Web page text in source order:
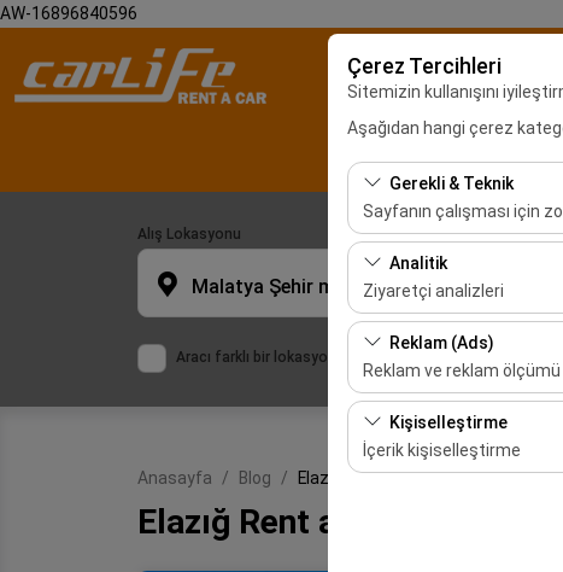
AW-16896840596
Çerez Tercihleri
Sitemizin kullanışını
Aşağıdan hangi çerez
Gerekli & Teknik
Sayfanın çalışması için
Bu çerezler sitenin doğru
bırakılamaz.
Analitik
Ziyaretçi analizleri
Bu çerezler, sitemizin
etmemizi sağlar. Bu
Reklam (Ads)
Reklam ve reklam ölçümü
Bu çerezler, size ilgi
etkinliğini (gösterim
Kişiselleştirme
İçerik kişiselleştirme
deneyiminizin
Malatya Araç
Alış Lokasyonu
Malatya Şehir merkezi
Aracı farklı bir lokasyona bırakacağım
Anasayfa Blog Elazığ Rent a Car
Elazığ Rent a Car